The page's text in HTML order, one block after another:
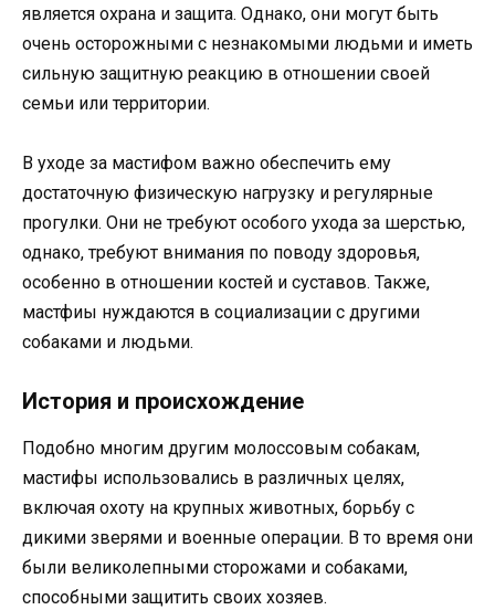
является охрана и защита. Однако, они могут быть
очень осторожными с незнакомыми людьми и иметь
сильную защитную реакцию в отношении своей
семьи или территории.
В уходе за мастифом важно обеспечить ему
достаточную физическую нагрузку и регулярные
прогулки. Они не требуют особого ухода за шерстью,
однако, требуют внимания по поводу здоровья,
особенно в отношении костей и суставов. Также,
мастфиы нуждаются в социализации с другими
собаками и людьми.
История и происхождение
Подобно многим другим молоссовым собакам,
мастифы использовались в различных целях,
включая охоту на крупных животных, борьбу с
дикими зверями и военные операции. В то время они
были великолепными сторожами и собаками,
способными защитить своих хозяев.